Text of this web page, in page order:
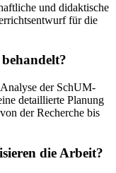
und didaktische
für die
der SchUM-
detaillierte Planung
der Recherche bis
die Arbeit?